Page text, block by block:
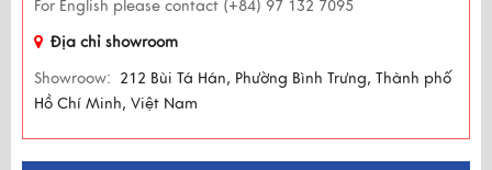
For English please contact (+84) 97 132 7095
Địa chỉ showroom
Showroow: 212 Bùi Tá Hán, Phường Bình Trưng, Thành phố
Hồ Chí Minh, Việt Nam